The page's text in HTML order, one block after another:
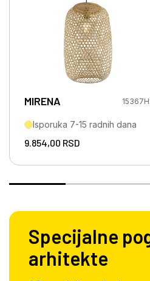
MIRENA
Isporuka 7-15 radnih dana
9.854,00 RSD
Specijalne
arhitekte